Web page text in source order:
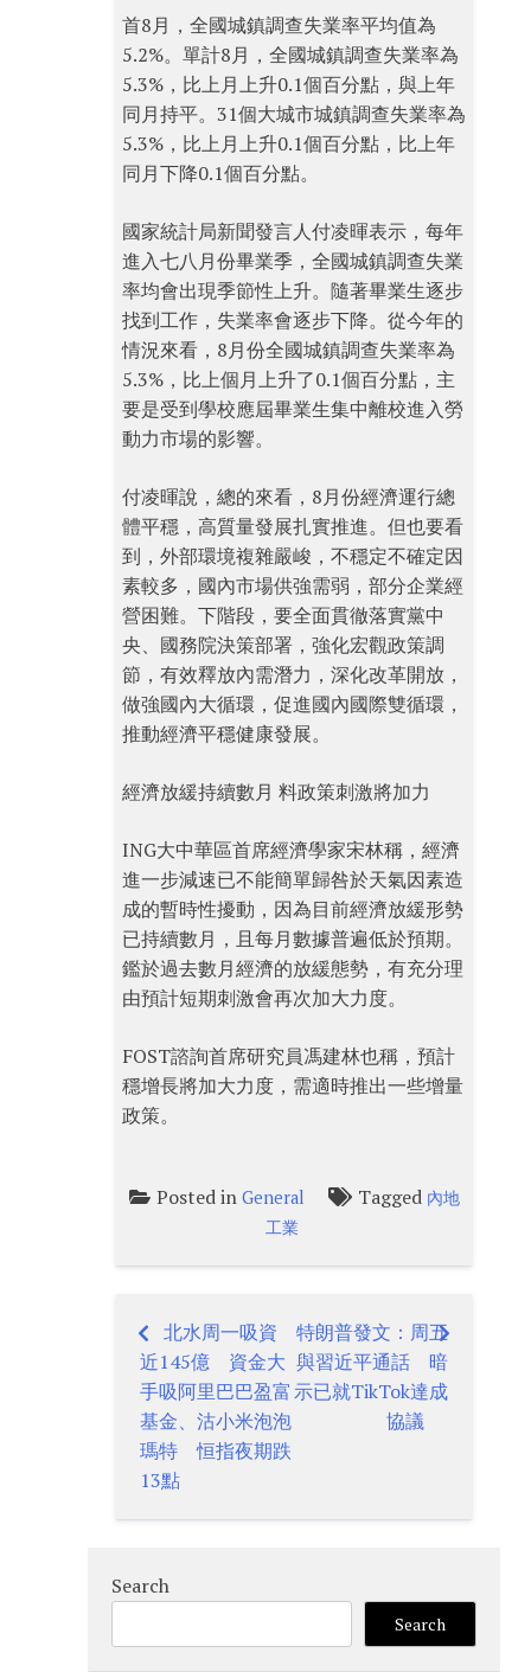
首8月，全國城鎮調查失業率平均值為
5.2%。單計8月，全國城鎮調查失業率為
5.3%，比上月上升0.1個百分點，與上年
同月持平。31個大城市城鎮調查失業率為
5.3%，比上月上升0.1個百分點，比上年
同月下降0.1個百分點。
國家統計局新聞發言人付凌暉表示，每年
進入七八月份畢業季，全國城鎮調查失業
率均會出現季節性上升。隨著畢業生逐步
找到工作，失業率會逐步下降。從今年的
情況來看，8月份全國城鎮調查失業率為
5.3%，比上個月上升了0.1個百分點，主
要是受到學校應屆畢業生集中離校進入勞
動力市場的影響。
付凌暉說，總的來看，8月份經濟運行總
體平穩，高質量發展扎實推進。但也要看
到，外部環境複雜嚴峻，不穩定不確定因
素較多，國內市場供強需弱，部分企業經
營困難。下階段，要全面貫徹落實黨中
央、國務院決策部署，強化宏觀政策調
節，有效釋放內需潛力，深化改革開放，
做強國內大循環，促進國內國際雙循環，
推動經濟平穩健康發展。
經濟放緩持續數月 料政策刺激將加力
ING大中華區首席經濟學家宋林稱，經濟
進一步減速已不能簡單歸咎於天氣因素造
成的暫時性擾動，因為目前經濟放緩形勢
已持續數月，且每月數據普遍低於預期。
鑑於過去數月經濟的放緩態勢，有充分理
由預計短期刺激會再次加大力度。
FOST諮詢首席研究員馮建林也稱，預計
穩增長將加大力度，需適時推出一些增量
政策。
Posted in General Tagged 內地
工業
Post
navigation
北水周一吸資
近145億 資金大
手吸阿里巴巴盈富
基金、沽小米泡泡
瑪特 恒指夜期跌
13點
特朗普發文：周五
與習近平通話 暗
示已就TikTok達成
協議
Search
Search